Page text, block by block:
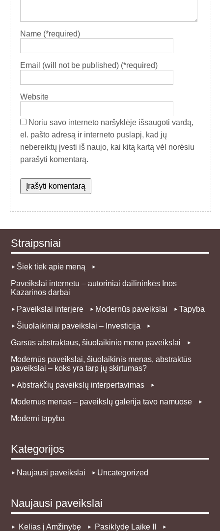
Name (*required)
Email (will not be published) (*required)
Website
Noriu savo interneto naršyklėje išsaugoti vardą,
el. pašto adresą ir interneto puslapį, kad jų
nebereiktų įvesti iš naujo, kai kitą kartą vėl norėsiu
parašyti komentarą.
Straipsniai
Šiek tiek apie meną
Paveikslai internetu – autoriniai dailininkės Inos
Kazarinos darbai
Paveikslai interjere
Modernūs paveikslai
Tapyba
Šiuolaikiniai paveikslai – Investicija
Garsūs abstraktaus, šiuolaikinio meno paveikslai
Modernūs paveikslai, šiuolaikinis menas, abstraktūs
paveikslai – koks yra tarp jų skirtumas?
Abstrakčių paveikslų interpertavimas
Modernus menas – paveikslų galerija tavo namuose
Moderni tapyba
Kategorijos
Naujausi paveikslai Uncategorized
Naujausi paveikslai
Kelias į Amžinybę Pasiklydę Laike II